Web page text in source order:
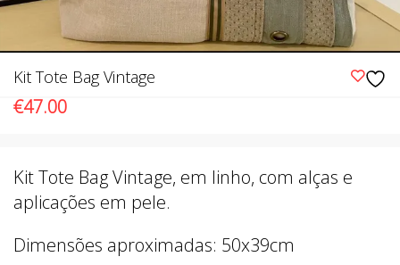
Kit Tote Bag Vintage
€47.00
Kit Tote Bag Vintage, em linho, com alças e
aplicações em pele.
Dimensões aproximadas: 50x39cm